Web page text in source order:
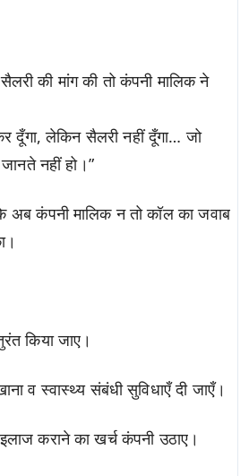
की मांग की तो कंपनी मालिक ने
दूँगा, लेकिन सैलरी नहीं दूँगा… जो
नहीं हो।”
अब कंपनी मालिक न तो कॉल का जवाब
किया जाए।
व स्वास्थ्य संबंधी सुविधाएँ दी जाएँ।
इलाज कराने का खर्च कंपनी उठाए।